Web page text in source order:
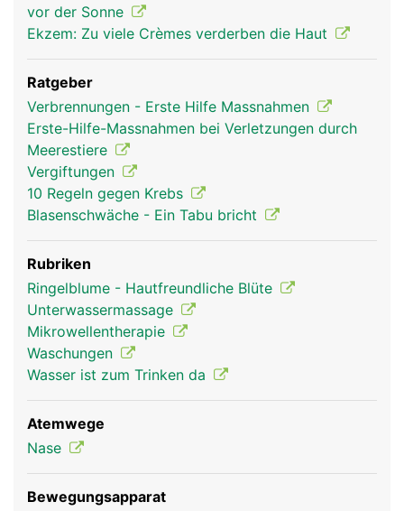
vor der Sonne
Ekzem: Zu viele Crèmes verderben die Haut
Ratgeber
Verbrennungen - Erste Hilfe Massnahmen
Erste-Hilfe-Massnahmen bei Verletzungen durch
Meerestiere
Vergiftungen
10 Regeln gegen Krebs
Blasenschwäche - Ein Tabu bricht
Rubriken
Ringelblume - Hautfreundliche Blüte
Unterwassermassage
Mikrowellentherapie
Waschungen
Wasser ist zum Trinken da
Atemwege
Nase
Bewegungsapparat